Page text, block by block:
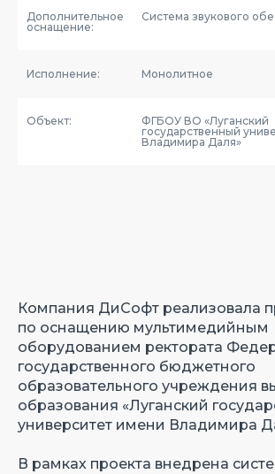
Дополнительное
оснащение:
Система звукового
Исполнение: Монолитное
Объект:
ФГБОУ ВО «Луганский
государственный
Владимира Даля»
Компания ДиСофт реализовала
по оснащению мультимедийным
оборудованием ректората
государственного бюджетного
образовательного учреждения
образования «Луганский
университет имени Владимира
В рамках проекта внедрена